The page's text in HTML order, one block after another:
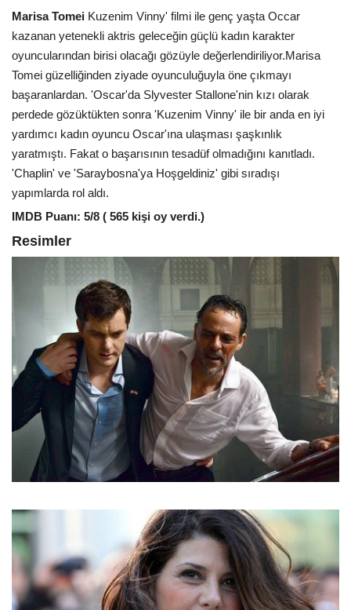
Marisa Tomei Kuzenim Vinny' filmi ile genç yaşta Occar
kazanan yetenekli aktris geleceğin güçlü kadın karakter
oyuncularından birisi olacağı gözüyle değerlendiriliyor.Marisa
Tomei güzelliğinden ziyade oyunculuğuyla öne çıkmayı
başaranlardan. 'Oscar'da Slyvester Stallone'nin kızı olarak
perdede gözüktükten sonra 'Kuzenim Vinny' ile bir anda en iyi
yardımcı kadın oyuncu Oscar'ına ulaşması şaşkınlık
yaratmıştı. Fakat o başarısının tesadüf olmadığını kanıtladı.
'Chaplin' ve 'Saraybosna'ya Hoşgeldiniz' gibi sıradışı
yapımlarda rol aldı.
IMDB Puanı: 5/8 ( 565 kişi oy verdi.)
Resimler